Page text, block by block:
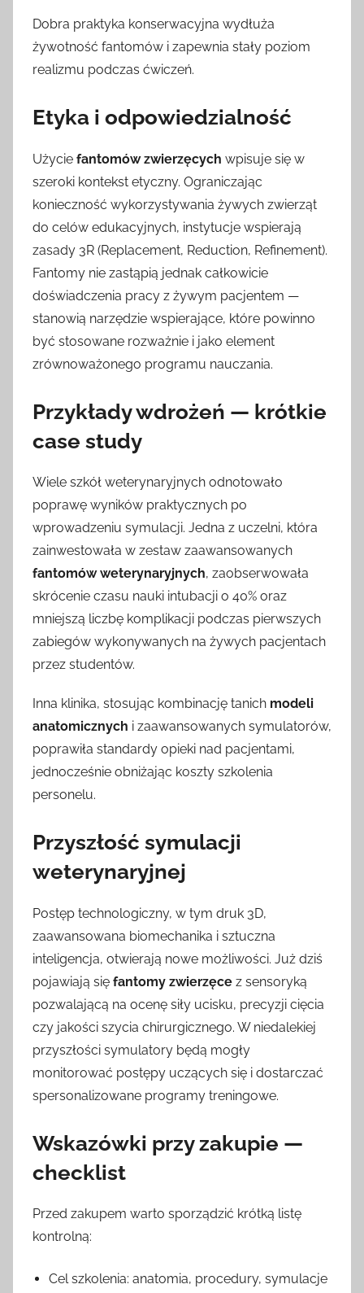
Dobra praktyka konserwacyjna wydłuża
żywotność fantomów i zapewnia stały poziom
realizmu podczas ćwiczeń.
Etyka i odpowiedzialność
Użycie fantomów zwierzęcych wpisuje się w
szeroki kontekst etyczny. Ograniczając
konieczność wykorzystywania żywych zwierząt
do celów edukacyjnych, instytucje wspierają
zasady 3R (Replacement, Reduction, Refinement).
Fantomy nie zastąpią jednak całkowicie
doświadczenia pracy z żywym pacjentem —
stanowią narzędzie wspierające, które powinno
być stosowane rozważnie i jako element
zrównoważonego programu nauczania.
Przykłady wdrożeń — krótkie
case study
Wiele szkół weterynaryjnych odnotowało
poprawę wyników praktycznych po
wprowadzeniu symulacji. Jedna z uczelni, która
zainwestowała w zestaw zaawansowanych
fantomów weterynaryjnych, zaobserwowała
skrócenie czasu nauki intubacji o 40% oraz
mniejszą liczbę komplikacji podczas pierwszych
zabiegów wykonywanych na żywych pacjentach
przez studentów.
Inna klinika, stosując kombinację tanich modeli
anatomicznych i zaawansowanych symulatorów,
poprawiła standardy opieki nad pacjentami,
jednocześnie obniżając koszty szkolenia
personelu.
Przyszłość symulacji
weterynaryjnej
Postęp technologiczny, w tym druk 3D,
zaawansowana biomechanika i sztuczna
inteligencja, otwierają nowe możliwości. Już dziś
pojawiają się fantomy zwierzęce z sensoryką
pozwalającą na ocenę siły ucisku, precyzji cięcia
czy jakości szycia chirurgicznego. W niedalekiej
przyszłości symulatory będą mogły
monitorować postępy uczących się i dostarczać
spersonalizowane programy treningowe.
Wskazówki przy zakupie —
checklist
Przed zakupem warto sporządzić krótką listę
kontrolną:
Cel szkolenia: anatomia, procedury, symulacje